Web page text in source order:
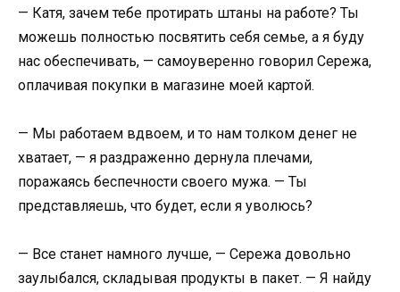
— Катя, зачем тебе протирать штаны на работе? Ты
можешь полностью посвятить себя семье, а я буду
нас обеспечивать, — самоуверенно говорил Сережа,
оплачивая покупки в магазине моей картой.
— Мы работаем вдвоем, и то нам толком денег не
хватает, — я раздраженно дернула плечами,
поражаясь беспечности своего мужа. — Ты
представляешь, что будет, если я уволюсь?
— Все станет намного лучше, — Сережа довольно
заулыбался, складывая продукты в пакет. — Я найду